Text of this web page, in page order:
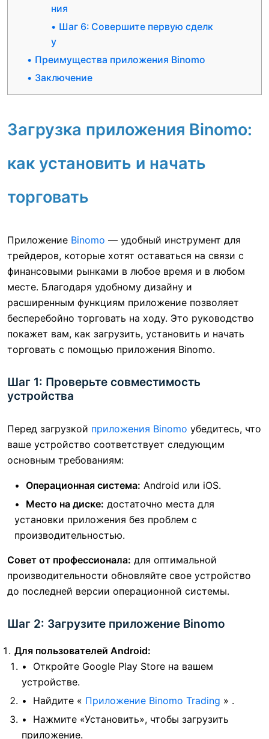
ния
Шаг 6: Совершите первую сделк
у
Преимущества приложения Binomo
Заключение
Загрузка приложения Binomo:
как установить и начать
торговать
Приложение Binomo — удобный инструмент для
трейдеров, которые хотят оставаться на связи с
финансовыми рынками в любое время и в любом
месте. Благодаря удобному дизайну и
расширенным функциям приложение позволяет
бесперебойно торговать на ходу. Это руководство
покажет вам, как загрузить, установить и начать
торговать с помощью приложения Binomo.
Шаг 1: Проверьте совместимость
устройства
Перед загрузкой приложения Binomo убедитесь, что
ваше устройство соответствует следующим
основным требованиям:
Операционная система: Android или iOS.
Место на диске: достаточно места для
установки приложения без проблем с
производительностью.
Совет от профессионала: для оптимальной
производительности обновляйте свое устройство
до последней версии операционной системы.
Шаг 2: Загрузите приложение Binomo
Для пользователей Android:
Откройте Google Play Store на вашем
устройстве.
Найдите « Приложение Binomo Trading » .
Нажмите «Установить», чтобы загрузить
приложение.